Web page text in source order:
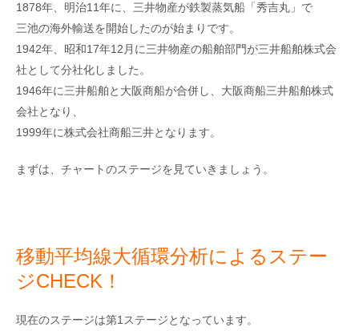
1878年、明治11年に、三井物産が鉄製蒸気船「秀吉丸」で
三池の海外輸送を開始したのが始まりです。
1942年、昭和17年12月に三井物産の船舶部門が三井船舶株式会
社として分社化しました。
1946年に三井船舶と大阪商船が合併し、大阪商船三井船舶株式
会社となり、
1999年に株式会社商船三井となります。
まずは、チャートのステージを見ていきましょう。
移動平均線大循環分析によるステー
ジCHECK！
現在のステージは第1ステージとなっています。